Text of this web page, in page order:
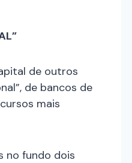
de outros
de bancos de
mais
no fundo dois